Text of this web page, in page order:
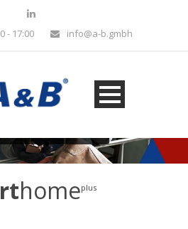
- 17:00 info@a-b.gmbh
homeplus